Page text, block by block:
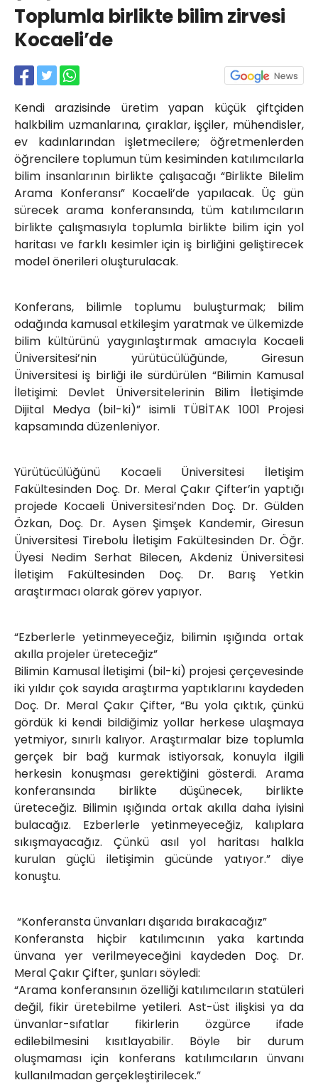
Toplumla birlikte bilim zirvesi
Kocaeli’de
Kendi arazisinde üretim yapan küçük çiftçiden
halkbilim uzmanlarına, çıraklar, işçiler, mühendisler,
ev kadınlarından işletmecilere; öğretmenlerden
öğrencilere toplumun tüm kesiminden katılımcılarla
bilim insanlarının birlikte çalışacağı “Birlikte Bilelim
Arama Konferansı” Kocaeli’de yapılacak. Üç gün
sürecek arama konferansında, tüm katılımcıların
birlikte çalışmasıyla toplumla birlikte bilim için yol
haritası ve farklı kesimler için iş birliğini geliştirecek
model önerileri oluşturulacak.
Konferans, bilimle toplumu buluşturmak; bilim
odağında kamusal etkileşim yaratmak ve ülkemizde
bilim kültürünü yaygınlaştırmak amacıyla Kocaeli
Üniversitesi’nin yürütücülüğünde, Giresun
Üniversitesi iş birliği ile sürdürülen “Bilimin Kamusal
İletişimi: Devlet Üniversitelerinin Bilim İletişimde
Dijital Medya (bil-ki)” isimli TÜBİTAK 1001 Projesi
kapsamında düzenleniyor.
Yürütücülüğünü Kocaeli Üniversitesi İletişim
Fakültesinden Doç. Dr. Meral Çakır Çifter’in yaptığı
projede Kocaeli Üniversitesi’nden Doç. Dr. Gülden
Özkan, Doç. Dr. Aysen Şimşek Kandemir, Giresun
Üniversitesi Tirebolu İletişim Fakültesinden Dr. Öğr.
Üyesi Nedim Serhat Bilecen, Akdeniz Üniversitesi
İletişim Fakültesinden Doç. Dr. Barış Yetkin
araştırmacı olarak görev yapıyor.
“Ezberlerle yetinmeyeceğiz, bilimin ışığında ortak
akılla projeler üreteceğiz”
Bilimin Kamusal İletişimi (bil-ki) projesi çerçevesinde
iki yıldır çok sayıda araştırma yaptıklarını kaydeden
Doç. Dr. Meral Çakır Çifter, “Bu yola çıktık, çünkü
gördük ki kendi bildiğimiz yollar herkese ulaşmaya
yetmiyor, sınırlı kalıyor. Araştırmalar bize toplumla
gerçek bir bağ kurmak istiyorsak, konuyla ilgili
herkesin konuşması gerektiğini gösterdi. Arama
konferansında birlikte düşünecek, birlikte
üreteceğiz. Bilimin ışığında ortak akılla daha iyisini
bulacağız. Ezberlerle yetinmeyeceğiz, kalıplara
sıkışmayacağız. Çünkü asıl yol haritası halkla
kurulan güçlü iletişimin gücünde yatıyor.” diye
konuştu.
“Konferansta ünvanları dışarıda bırakacağız”
Konferansta hiçbir katılımcının yaka kartında
ünvana yer verilmeyeceğini kaydeden Doç. Dr.
Meral Çakır Çifter, şunları söyledi:
“Arama konferansının özelliği katılımcıların statüleri
değil, fikir üretebilme yetileri. Ast-üst ilişkisi ya da
ünvanlar-sıfatlar fikirlerin özgürce ifade
edilebilmesini kısıtlayabilir. Böyle bir durum
oluşmaması için konferans katılımcıların ünvanı
kullanılmadan gerçekleştirilecek.”
kocaelisokak@gmail.com